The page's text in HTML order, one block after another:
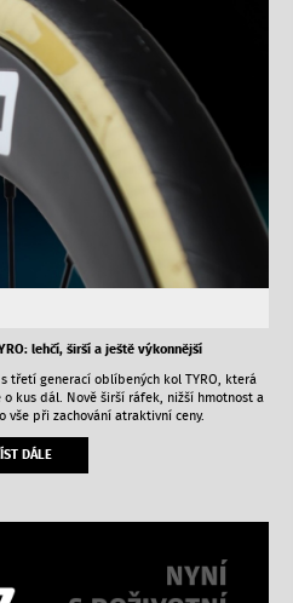
lehčí, širší a ještě výkonnější
třetí generací oblíbených kol TYRO, která
kus dál. Nově širší ráfek, nižší hmotnost a
vše při zachování atraktivní ceny.
DÁLE